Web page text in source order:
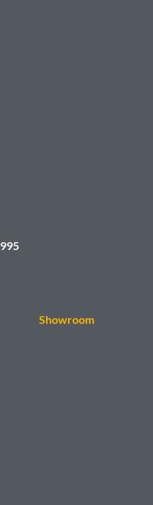
Showroom